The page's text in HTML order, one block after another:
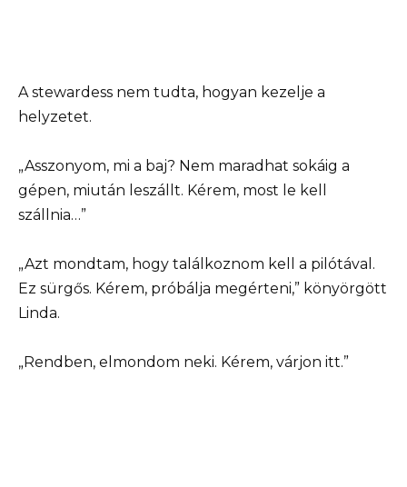
A stewardess nem tudta, hogyan kezelje a
helyzetet.
„Asszonyom, mi a baj? Nem maradhat sokáig a
gépen, miután leszállt. Kérem, most le kell
szállnia…”
„Azt mondtam, hogy találkoznom kell a pilótával.
Ez sürgős. Kérem, próbálja megérteni,” könyörgött
Linda.
„Rendben, elmondom neki. Kérem, várjon itt.”